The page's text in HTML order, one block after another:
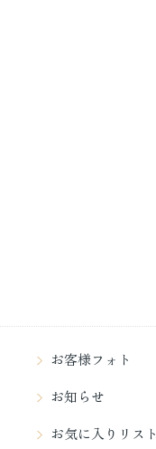
お客様フォト
お知らせ
お気に入りリスト